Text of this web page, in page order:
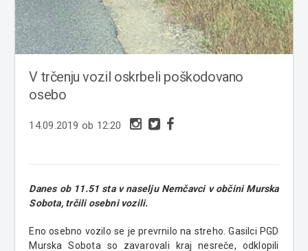
V trčenju vozil oskrbeli poškodovano
osebo
14.09.2019 ob 12:20
Danes ob 11.51 sta v naselju Nemčavci v občini Murska
Sobota, trčili osebni vozili.
Eno osebno vozilo se je prevrnilo na streho. Gasilci PGD
Murska Sobota so zavarovali kraj nesreče, odklopili